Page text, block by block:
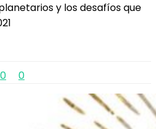
y los desafíos que
0 0